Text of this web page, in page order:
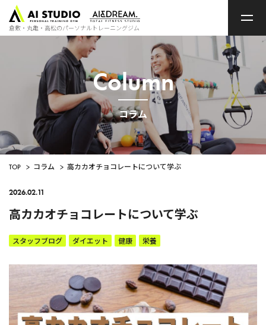
ッ
ペ
ー
ジ
倉敷・丸亀・高松のパーソナルトレーニングジム
Column
コラム
TOP > コラム > 高カカオチョコレートについて学ぶ
2026.02.11
高カカオチョコレートについて学ぶ
スタッフブログ ダイエット 健康 栄養